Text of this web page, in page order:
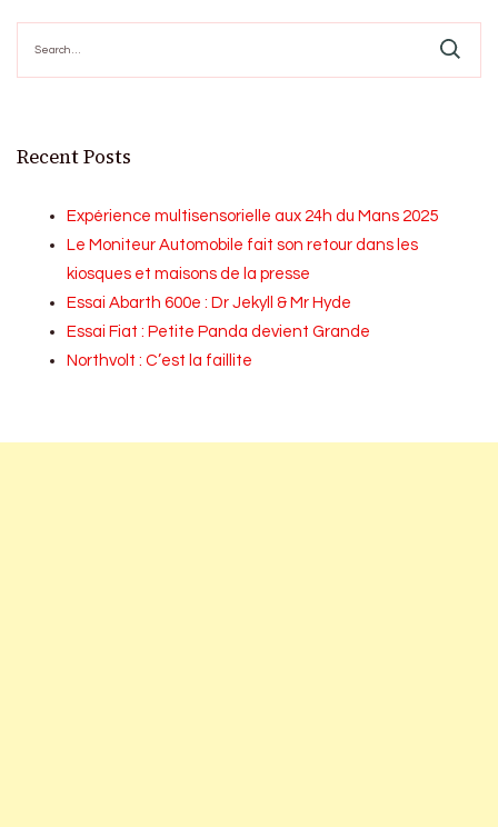
for:
Recent Posts
Expérience multisensorielle aux 24h du Mans 2025
Le Moniteur Automobile fait son retour dans les
kiosques et maisons de la presse
Essai Abarth 600e : Dr Jekyll & Mr Hyde
Essai Fiat : Petite Panda devient Grande
Northvolt : C’est la faillite